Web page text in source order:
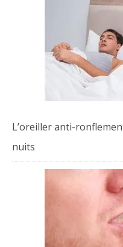
L’oreiller anti-
nuits